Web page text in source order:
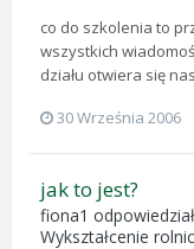
co do szkolenia to
wszystkich
działu otwiera się
30 Września 2006
jak to jest?
fiona1 odpowiedział
Wykształcenie